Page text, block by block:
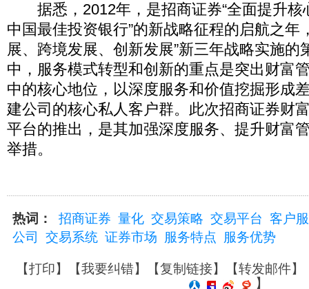
据悉，2012年，是招商证券“全面提升核
中国最佳投资银行”的新战略征程的启航之年
展、跨境发展、创新发展”新三年战略实施的
中，服务模式转型和创新的重点是突出财富
中的核心地位，以深度服务和价值挖掘形成
建公司的核心私人客户群。此次招商证券财
平台的推出，是其加强深度服务、提升财富
举措。
热词： 招商证券 量化 交易策略 交易平台 客户
公司
交易系统 证券市场 服务特点 服务优势
【打印】【我要纠错】【复制链接】【转发邮件】
】